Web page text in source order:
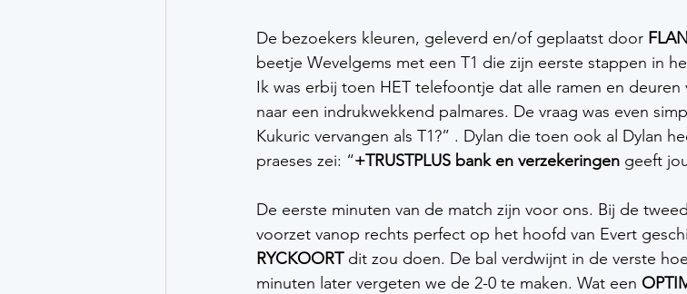
De bezoekers kleuren, geleverd en/of geplaatst door
beetje Wevelgems met een T1 die zijn eerste stappen in
Ik was erbij toen HET telefoontje dat alle ramen en deuren
naar een indrukwekkend palmares. De vraag was even
Kukuric vervangen als T1?” . Dylan die toen ook al Dylan
praeses zei: “+TRUSTPLUS bank en verzekeringen geeft
De eerste minuten van de match zijn voor ons. Bij de
voorzet vanop rechts perfect op het hoofd van Evert
RYCKOORT dit zou doen. De bal verdwijnt in de verste
minuten later vergeten we de 2-0 te maken. Wat een